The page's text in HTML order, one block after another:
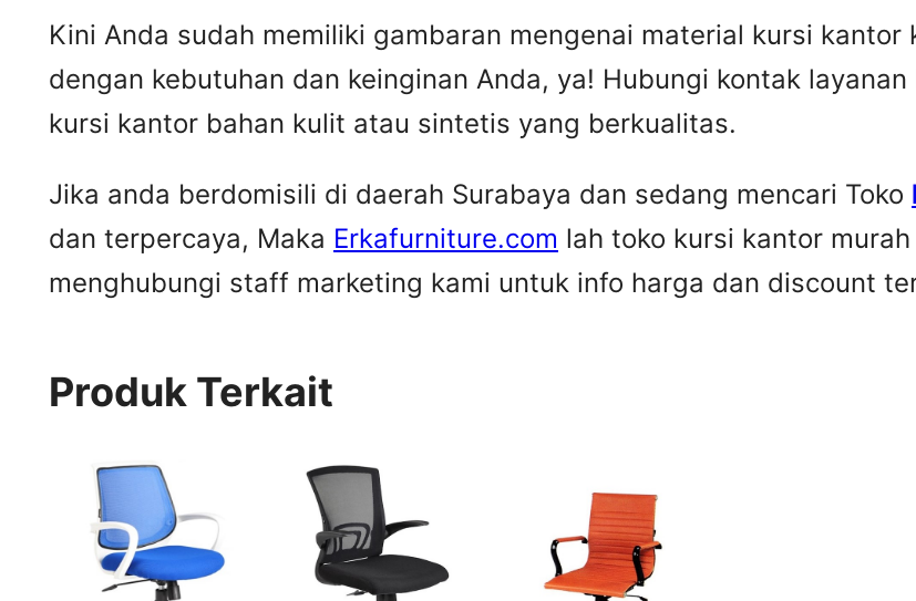
Kini Anda sudah memiliki gambaran mengenai material kursi
dengan kebutuhan dan keinginan Anda, ya! Hubungi kontak
kursi kantor bahan kulit atau sintetis yang berkualitas.
Jika anda berdomisili di daerah Surabaya dan sedang mencari Toko
dan terpercaya, Maka Erkafurniture.com lah toko kursi kantor
menghubungi staff marketing kami untuk info harga dan discount
Produk Terkait